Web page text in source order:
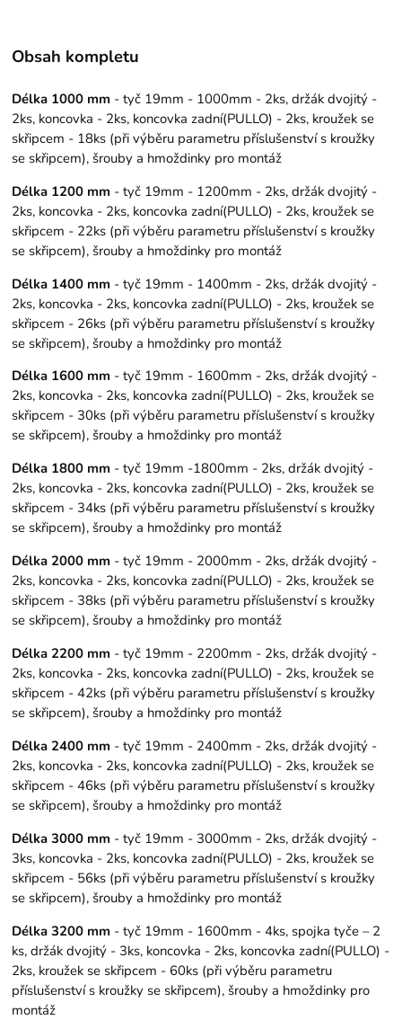
Obsah kompletu
Délka 1000 mm - tyč 19mm - 1000mm - 2ks, držák dvojitý -
2ks, koncovka - 2ks, koncovka zadní(PULLO) - 2ks, kroužek se
skřipcem - 18ks (při výběru parametru příslušenství s kroužky
se skřipcem), šrouby a hmoždinky pro montáž
Délka 1200 mm - tyč 19mm - 1200mm - 2ks, držák dvojitý -
2ks, koncovka - 2ks, koncovka zadní(PULLO) - 2ks, kroužek se
skřipcem - 22ks (při výběru parametru příslušenství s kroužky
se skřipcem), šrouby a hmoždinky pro montáž
Délka 1400 mm - tyč 19mm - 1400mm - 2ks, držák dvojitý -
2ks, koncovka - 2ks, koncovka zadní(PULLO) - 2ks, kroužek se
skřipcem - 26ks (při výběru parametru příslušenství s kroužky
se skřipcem), šrouby a hmoždinky pro montáž
Délka 1600 mm - tyč 19mm - 1600mm - 2ks, držák dvojitý -
2ks, koncovka - 2ks, koncovka zadní(PULLO) - 2ks, kroužek se
skřipcem - 30ks (při výběru parametru příslušenství s kroužky
se skřipcem), šrouby a hmoždinky pro montáž
Délka 1800 mm - tyč 19mm -1800mm - 2ks, držák dvojitý -
2ks, koncovka - 2ks, koncovka zadní(PULLO) - 2ks, kroužek se
skřipcem - 34ks (při výběru parametru příslušenství s kroužky
se skřipcem), šrouby a hmoždinky pro montáž
Délka 2000 mm - tyč 19mm - 2000mm - 2ks, držák dvojitý -
2ks, koncovka - 2ks, koncovka zadní(PULLO) - 2ks, kroužek se
skřipcem - 38ks (při výběru parametru příslušenství s kroužky
se skřipcem), šrouby a hmoždinky pro montáž
Délka 2200 mm - tyč 19mm - 2200mm - 2ks, držák dvojitý -
2ks, koncovka - 2ks, koncovka zadní(PULLO) - 2ks, kroužek se
skřipcem - 42ks (při výběru parametru příslušenství s kroužky
se skřipcem), šrouby a hmoždinky pro montáž
Délka 2400 mm - tyč 19mm - 2400mm - 2ks, držák dvojitý -
2ks, koncovka - 2ks, koncovka zadní(PULLO) - 2ks, kroužek se
skřipcem - 46ks (při výběru parametru příslušenství s kroužky
se skřipcem), šrouby a hmoždinky pro montáž
Délka 3000 mm - tyč 19mm - 3000mm - 2ks, držák dvojitý -
3ks, koncovka - 2ks, koncovka zadní(PULLO) - 2ks, kroužek se
skřipcem - 56ks (při výběru parametru příslušenství s kroužky
se skřipcem), šrouby a hmoždinky pro montáž
Délka 3200 mm - tyč 19mm - 1600mm - 4ks, spojka tyče – 2
ks, držák dvojitý - 3ks, koncovka - 2ks, koncovka zadní(PULLO) -
2ks, kroužek se skřipcem - 60ks (při výběru parametru
příslušenství s kroužky se skřipcem), šrouby a hmoždinky pro
montáž